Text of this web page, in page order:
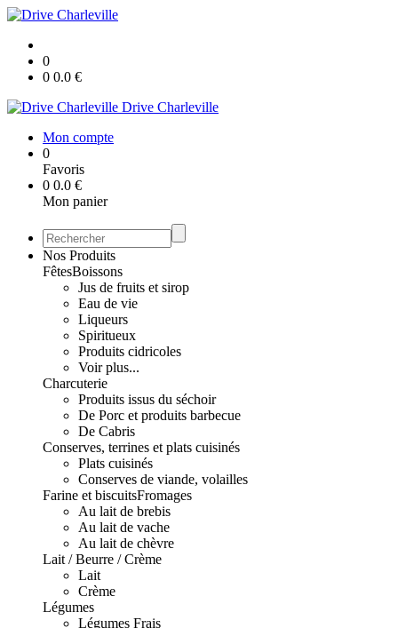
0
0 0.0 €
Drive Charleville
Mon compte
0
Favoris
0 0.0 €
Mon panier
Nos Produits
FêtesBoissons
Jus de fruits et sirop
Eau de vie
Liqueurs
Spiritueux
Produits cidricoles
Voir plus...
Charcuterie
Produits issus du séchoir
De Porc et produits barbecue
De Cabris
Conserves, terrines et plats cuisinés
Plats cuisinés
Conserves de viande, volailles
Farine et biscuitsFromages
Au lait de brebis
Au lait de vache
Au lait de chèvre
Lait / Beurre / Crème
Lait
Crème
Légumes
Légumes Frais